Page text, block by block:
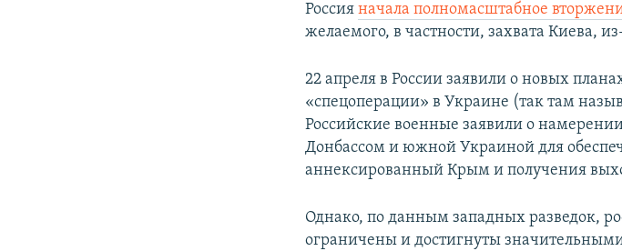
Россияначала полномасштабное
желаемого, в частности, захвата Киева,
22 апреля в России заявили о новых
«спецоперации» в Украине (так там
Российские военные заявили о
Донбассом и южной Украиной для
аннексированный Крым и получения
Однако, по данным западных разведок,
ограничены и достигнуты